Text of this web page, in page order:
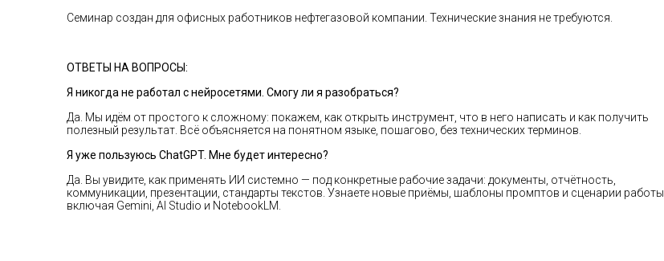
Семинар создан для офисных работников нефтегазовой компании. Технические знания не требуются.
ОТВЕТЫ НА ВОПРОСЫ:
Я никогда не работал с нейросетями. Смогу ли я разобраться?
Да. Мы идём от простого к сложному: покажем, как открыть инструмент, что в него написать и как получить
полезный результат. Всё объясняется на понятном языке, пошагово, без технических терминов.
Я уже пользуюсь ChatGPT. Мне будет интересно?
Да. Вы увидите, как применять ИИ системно — под конкретные рабочие задачи: документы, отчётность,
коммуникации, презентации, стандарты текстов. Узнаете новые приёмы, шаблоны промптов и сценарии работы,
включая Gemini, AI Studio и NotebookLM.